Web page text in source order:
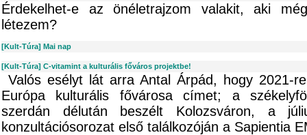
Érdekelhet-e az önéletrajzom valakit, aki
létezem?
[Kult-Túra] Mai nap
[Kult-Túra] C-vitamint a kulturális főváros projektbe!
Valós esélyt lát arra Antal Árpád, hogy 2021-
Európa kulturális fővárosa címet; a
szerdán délután beszélt Kolozsváron, a
konzultációsorozat első találkozóján a Sapientia